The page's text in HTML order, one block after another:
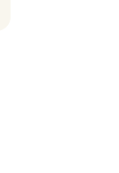
août 14 -